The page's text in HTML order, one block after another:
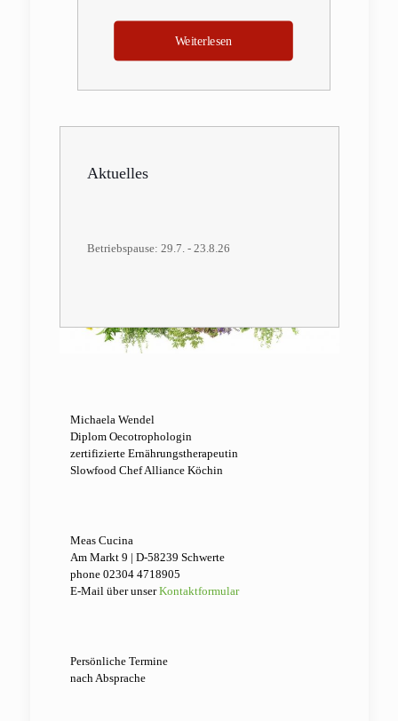
Weiterlesen
Aktuelles
Betriebspause: 29.7. - 23.8.26
Michaela Wendel
Diplom Oecotrophologin
zertifizierte Ernährungstherapeutin‬‬‬
Slowfood Chef Alliance Köchin
Meas Cucina
Am Markt 9 | D-58239 Schwerte
phone 02304 4718905‬‬‬
E-Mail über unserKontaktformular
Persönliche Termine
nach Absprache